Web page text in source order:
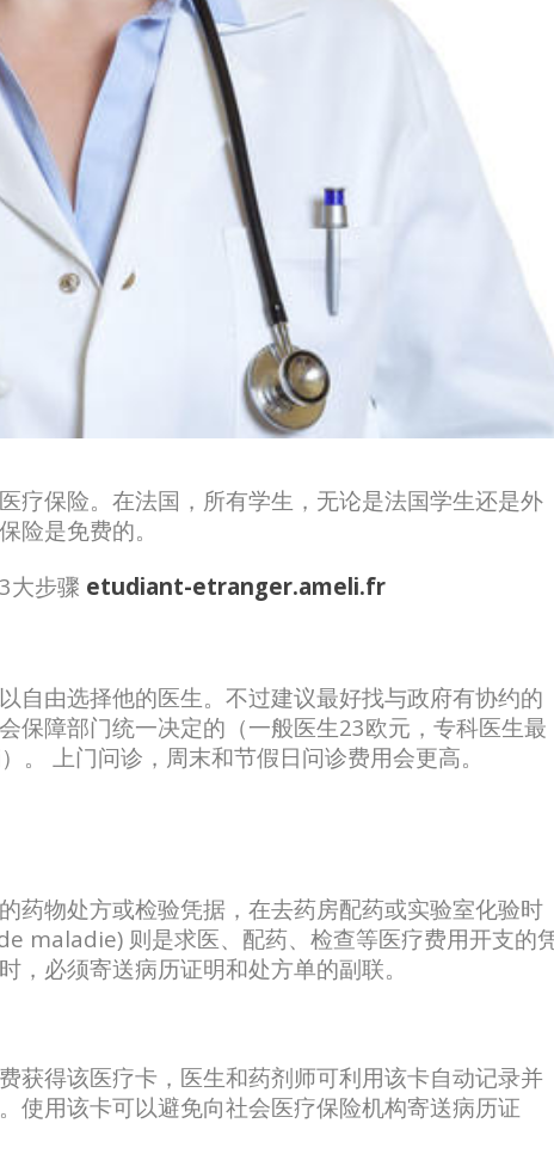
疗保险。在法国，所有学生，无论是法国学生还是外
险是免费的。
大步骤 etudiant-etranger.ameli.fr
自由选择他的医生。不过建议最好找与政府有协约的
保障部门统一决定的（一般医生23欧元，专科医生最
。 上门问诊，周末和节假日问诊费用会更高。
药物处方或检验凭据，在去药房配药或实验室化验时
maladie) 则是求医、配药、检查等医疗费用开支的
，必须寄送病历证明和处方单的副联。
获得该医疗卡，医生和药剂师可利用该卡自动记录并
使用该卡可以避免向社会医疗保险机构寄送病历证